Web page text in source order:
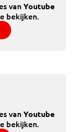
vanYoutube
bekijken.
vanYoutube
bekijken.